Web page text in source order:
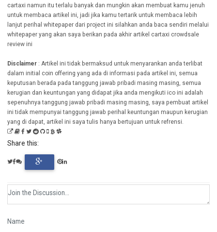
cartaxi namun itu terlalu banyak dan mungkin akan membuat kamu jenuh
untuk membaca artikel ini, jadi jika kamu tertarik untuk membaca lebih
lanjut perihal whitepaper dari project ini silahkan anda baca sendiri melalui
whitepaper yang akan saya berikan pada akhir artikel cartaxi crowdsale
review ini
Disclaimer : Artikel ini tidak bermaksud untuk menyarankan anda terlibat
dalam initial coin offering yang ada di informasi pada artikel ini, semua
keputusan berada pada tanggung jawab pribadi masing masing, semua
kerugian dan keuntungan yang didapat jika anda mengikuti ico ini adalah
sepenuhnya tanggung jawab pribadi masing masing, saya pembuat artikel
ini tidak mempunyai tanggung jawab perihal keuntungan maupun kerugian
yang di dapat, artikel ini saya tulis hanya bertujuan untuk refrensi.
Share this: